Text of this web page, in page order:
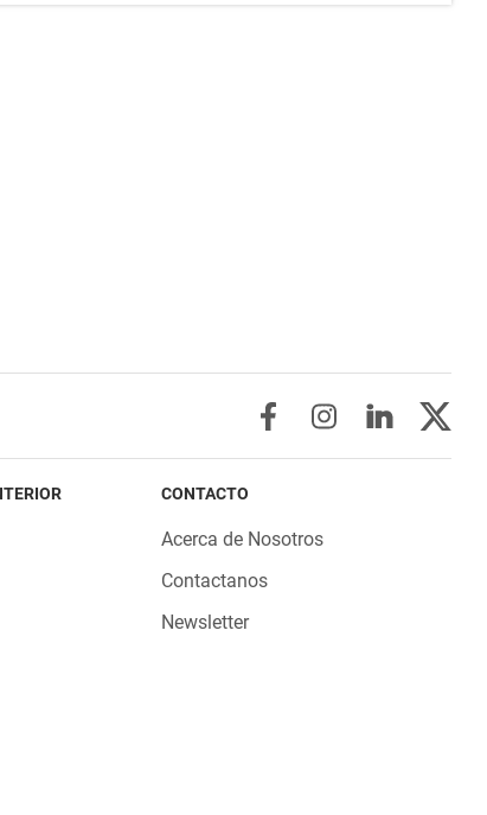
CONTACTO
Acerca de Nosotros
Contactanos
Newsletter